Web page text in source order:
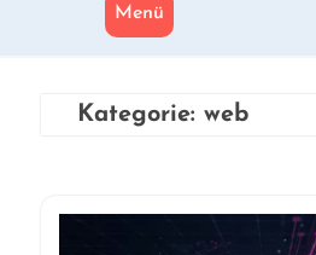
Menü
Kategorie: web